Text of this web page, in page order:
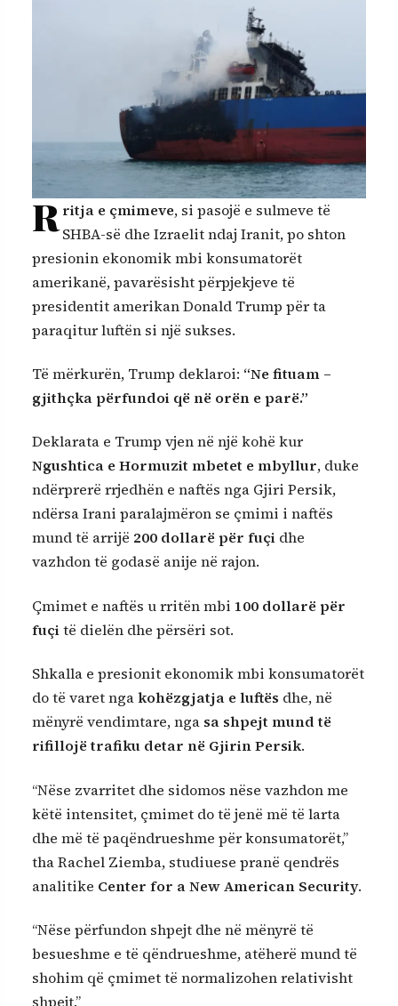
R ritja e çmimeve, si pasojë e sulmeve të
SHBA-së dhe Izraelit ndaj Iranit, po shton
presionin ekonomik mbi konsumatorët
amerikanë, pavarësisht përpjekjeve të
presidentit amerikan Donald Trump për ta
paraqitur luftën si një sukses.
Të mërkurën, Trump deklaroi: “Ne fituam –
gjithçka përfundoi që në orën e parë.”
Deklarata e Trump vjen në një kohë kur
Ngushtica e Hormuzit mbetet e mbyllur, duke
ndërprerë rrjedhën e naftës nga Gjiri Persik,
ndërsa Irani paralajmëron se çmimi i naftës
mund të arrijë 200 dollarë për fuçi dhe
vazhdon të godasë anije në rajon.
Çmimet e naftës u rritën mbi 100 dollarë për
fuçitë dielën dhe përsëri sot.
Shkalla e presionit ekonomik mbi konsumatorët
do të varet ngakohëzgjatja e luftës dhe, në
mënyrë vendimtare, nga sa shpejt mund të
rifillojë trafiku detar në Gjirin Persik.
“Nëse zvarritet dhe sidomos nëse vazhdon me
këtë intensitet, çmimet do të jenë më të larta
dhe më të paqëndrueshme për konsumatorët,”
tha Rachel Ziemba, studiuese pranë qendrës
analitike Center for a New American Security.
“Nëse përfundon shpejt dhe në mënyrë të
besueshme e të qëndrueshme, atëherë mund të
shohim që çmimet të normalizohen relativisht
shpejt.”